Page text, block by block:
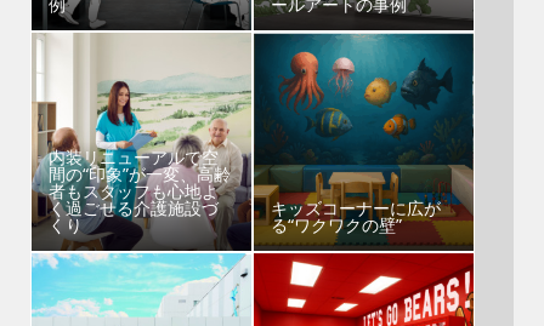
内装リニューアルで空
間の“印象”が一変、高齢
者もスタッフも心地よ
く過ごせる介護施設づ
くり
キッズコーナーに広が
る“ワクワクの壁”